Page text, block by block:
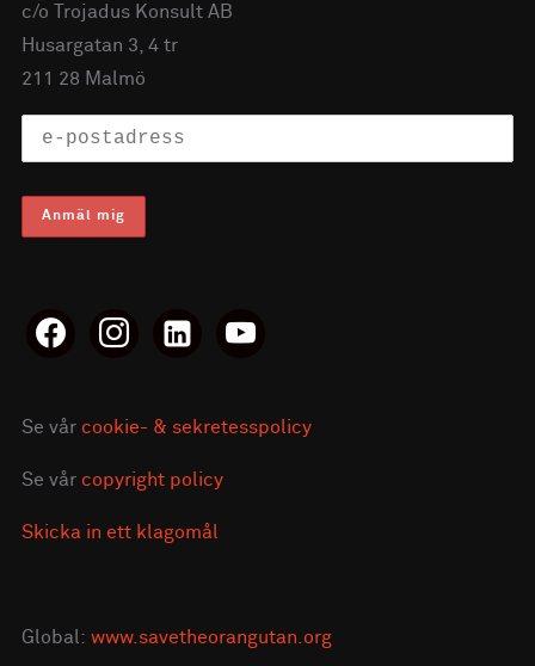
c/o Trojadus Konsult AB
Husargatan 3, 4 tr
211 28 Malmö
facebookinstagramlinkedin-youtube
Se vår cookie- & sekretesspolicy
Se vår copyright policy
Skicka in ett klagomål
Global: www.savetheorangutan.org